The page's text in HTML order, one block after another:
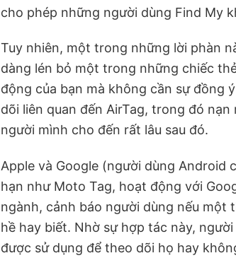
cho phép những người dùng Find My
Tuy nhiên, một trong những lời phàn
dàng lén bỏ một trong những chiếc
động của bạn mà không cần sự đồng
dõi liên quan đến AirTag, trong đó
người mình cho đến rất lâu sau đó.
Apple và Google (người dùng
hạn như Moto Tag, hoạt động với
ngành, cảnh báo người dùng nếu một
hề hay biết. Nhờ sự hợp tác này,
được sử dụng để theo dõi họ hay